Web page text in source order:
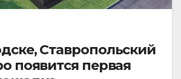
Ставропольский
появится первая